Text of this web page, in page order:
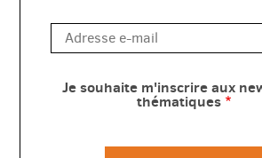
Je souhaite m'inscrire aux
thématiques